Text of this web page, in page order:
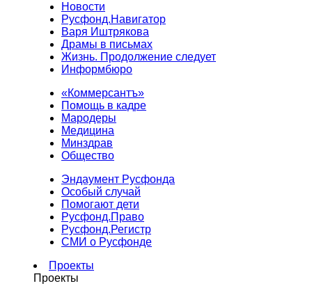
Новости
Русфонд.Навигатор
Варя Иштрякова
Драмы в письмах
Жизнь. Продолжение следует
Информбюро
«Коммерсантъ»
Помощь в кадре
Мародеры
Медицина
Минздрав
Общество
Эндаумент Русфонда
Особый случай
Помогают дети
Русфонд.Право
Русфонд.Регистр
СМИ о Русфонде
Проекты
Проекты